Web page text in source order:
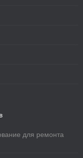
для ремонта